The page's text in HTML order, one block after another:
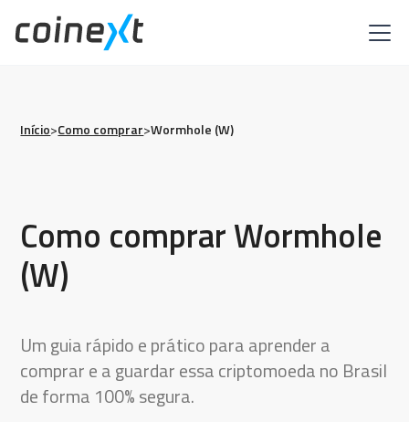
Início>Como comprar>Wormhole (W)
Como comprar Wormhole
(W)
Um guia rápido e prático para aprender a
comprar e a guardar essa criptomoeda no Brasil
de forma 100% segura.